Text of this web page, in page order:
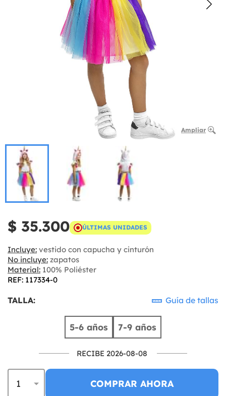
Ampliar
$ 35.300 ÚLTIMAS UNIDADES
Incluye: vestido con capucha y cinturón
No incluye: zapatos
Material: 100% Poliéster
REF: 117334-0
TALLA: Guía de tallas
5-6 años 7-9 años
RECIBE 2026-08-08
COMPRAR AHORA